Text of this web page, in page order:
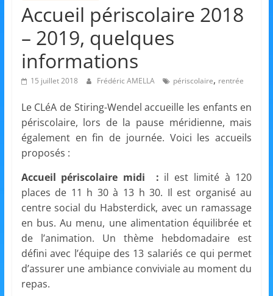
les
Loisirs,
l'éducation
et
l'Animation
–
Stiring-
Wendel
Accueil périscolaire 2018
– 2019, quelques
informations
15 juillet 2018 Frédéric AMELLA périscolaire, rentrée
Le CLéA de Stiring-Wendel accueille les enfants en
périscolaire, lors de la pause méridienne, mais
également en fin de journée. Voici les accueils
proposés :
Accueil périscolaire midi : il est limité à 120
places de 11 h 30 à 13 h 30. Il est organisé au
centre social du Habsterdick, avec un ramassage
en bus. Au menu, une alimentation équilibrée et
de l’animation. Un thème hebdomadaire est
défini avec l’équipe des 13 salariés ce qui permet
d’assurer une ambiance conviviale au moment du
repas.